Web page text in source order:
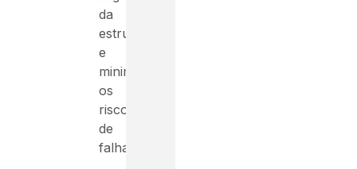
da
estrutura
e
minimizando
os
riscos
de
falha.